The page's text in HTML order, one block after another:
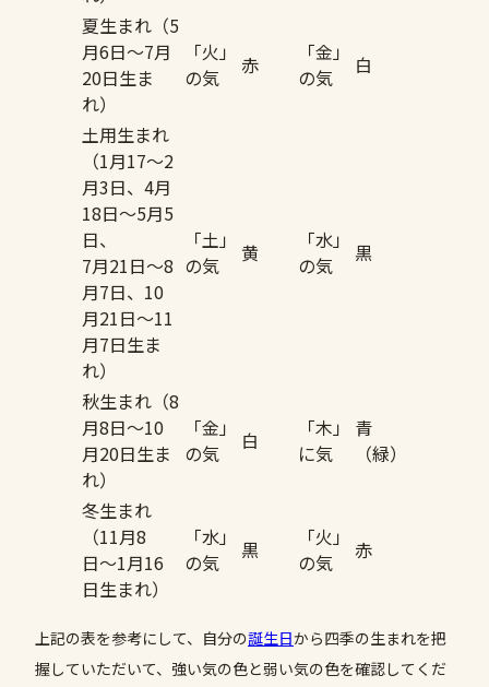
夏生まれ（5
月6日〜7月
20日生ま
れ）
「火」
の気
赤
「金」
の気
白
土用生まれ
（1月17〜2
月3日、4月
18日〜5月5
日、
7月21日〜8
月7日、10
月21日〜11
月7日生ま
れ）
「土」
の気
黄
「水」
の気
黒
秋生まれ（8
月8日〜10
月20日生ま
れ）
「金」
の気
白
「木」
に気
青
（緑）
冬生まれ
（11月8
日〜1月16
日生まれ）
「水」
の気
黒
「火」
の気
赤
上記の表を参考にして、自分の誕生日から四季の生まれを把
握していただいて、強い気の色と弱い気の色を確認してくだ